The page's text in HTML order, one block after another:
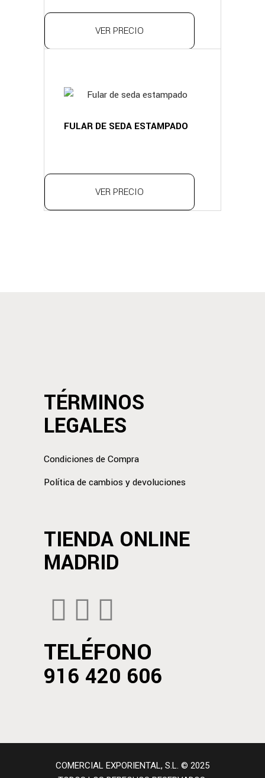
VER PRECIO
FULAR DE SEDA ESTAMPADO
VER PRECIO
TÉRMINOS
LEGALES
Condiciones de Compra
Política de cambios y devoluciones
TIENDA ONLINE
MADRID
TELÉFONO
916 420 606
COMERCIAL EXPORIENTAL, S.L. © 2025